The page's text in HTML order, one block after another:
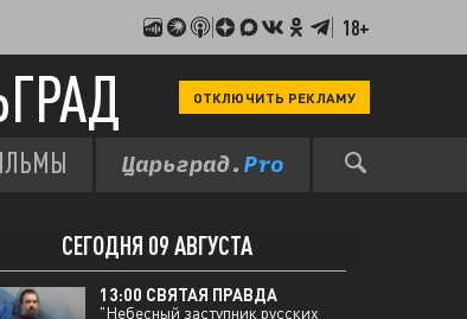
18+
ОТКЛЮЧИТЬ РЕКЛАМУ
ВЧЕРА 08 АВГУСТА
13:00 СВЯТАЯ ПРАВДА
От "Человека дождя" до вечного
главном экзамене Дастина
Хоффмана
СЕГОДНЯ 09 АВГУСТА
13:00 СВЯТАЯ ПРАВДА
"Небесный заступник русских